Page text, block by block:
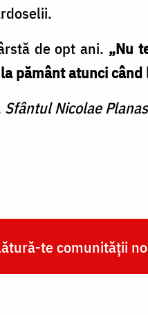
de opt ani. „Nu
pământ atunci
Sfântul Nicolae
te comunității